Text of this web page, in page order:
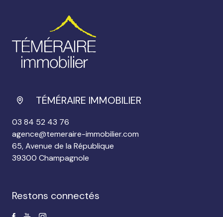
TÉMÉRAIRE IMMOBILIER
03 84 52 43 76
agence@temeraire-immobilier.com
65, Avenue de la République
39300 Champagnole
restons connectés